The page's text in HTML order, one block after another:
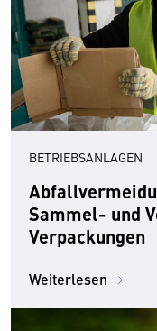
BETRIEBSANLAGEN
Sammel- und
Verpackungen
Weiterlesen